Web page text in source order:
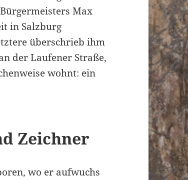
Max
in Salzburg
überschrieb ihm
der Laufener Straße,
wohnt: ein
Zeichner
wo er aufwuchs